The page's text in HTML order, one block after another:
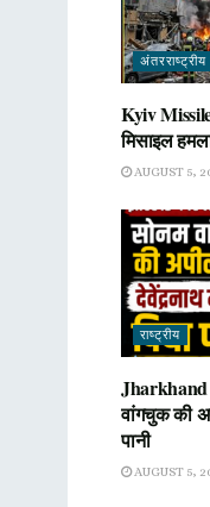
अंतरराष्ट्रीय
Kyiv
मिसाइल
AUGUST 5,
राष्ट्रीय
Jharkhand
वांगचुक की
पानी
AUGUST 5,